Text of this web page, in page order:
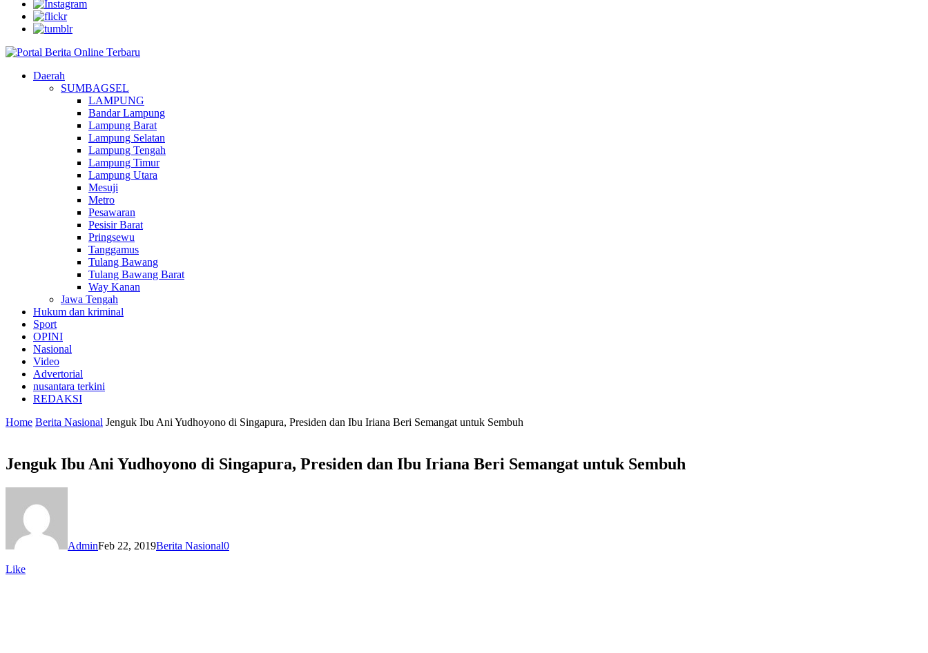
Daerah
SUMBAGSEL
LAMPUNG
Bandar Lampung
Lampung Barat
Lampung Selatan
Lampung Tengah
Lampung Timur
Lampung Utara
Mesuji
Metro
Pesawaran
Pesisir Barat
Pringsewu
Tanggamus
Tulang Bawang
Tulang Bawang Barat
Way Kanan
Jawa Tengah
Hukum dan kriminal
Sport
OPINI
Nasional
Video
Advertorial
nusantara terkini
REDAKSI
Home Berita Nasional Jenguk Ibu Ani Yudhoyono di Singapura, Presiden dan Ibu Iriana Beri Semangat untuk Sembuh
Jenguk Ibu Ani Yudhoyono di Singapura, Presiden dan Ibu Iriana Beri Semangat untuk Sembuh
AdminFeb 22, 2019Berita Nasional0
Like